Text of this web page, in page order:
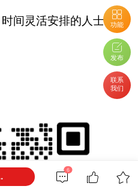
功能
发布
联系
我们
间灵活安排的人士。
6